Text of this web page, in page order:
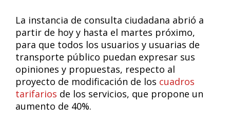
La instancia de consulta ciudadana abrió a
partir de hoy y hasta el martes próximo,
para que todos los usuarios y usuarias de
transporte público puedan expresar sus
opiniones y propuestas, respecto al
proyecto de modificación de los cuadros
tarifarios de los servicios, que propone un
aumento de 40%.